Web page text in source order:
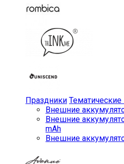
Праздники
Внешние
Внешние
mAh
Внешние